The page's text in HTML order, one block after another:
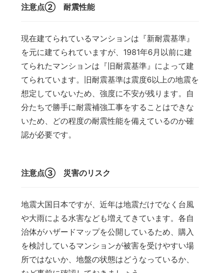
注意点② 耐震性能
現在建てられているマンションは『新耐震基準』
を元に建てられていますが、1981年6月以前に建
てられたマンションは『旧耐震基準』によって建
てられています。旧耐震基準は震度6以上の地震を
想定していないため、強度に不安が残ります。自
分たちで勝手に耐震補強工事をすることはできな
いため、どの程度の耐震性能を備えているのか確
認が必要です。
注意点③ 災害のリスク
地震大国日本ですが、近年は地震だけでなく台風
や大雨による水害なども増えてきています。各自
治体がハザードマップを公開しているため、購入
を検討しているマンションが被害を受けやすい場
所ではないか、地盤の状態はどうなっているか、